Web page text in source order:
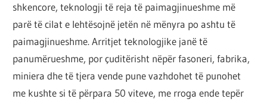
shkencore, teknologji të reja të paimagjinueshme më
parë të cilat e lehtësojnë jetën në mënyra po ashtu të
paimagjinueshme. Arritjet teknologjike janë të
panumërueshme, por çuditërisht nëpër fasoneri, fabrika,
miniera dhe të tjera vende pune vazhdohet të punohet
me kushte si të përpara 50 viteve, me rroga ende tepër